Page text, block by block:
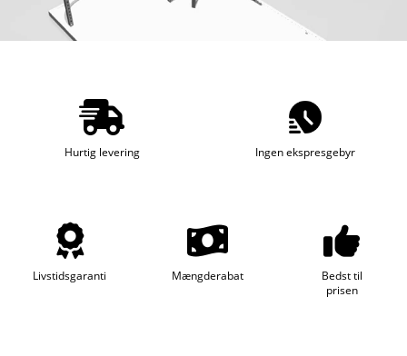
Hurtig levering Ingen ekspresgebyr
Livstidsgaranti Mængderabat
Bedst til
prisen